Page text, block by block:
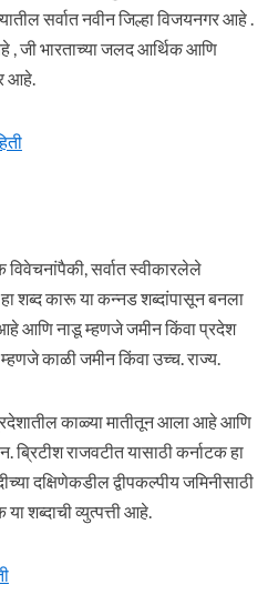
सर्वात नवीन जिल्हा विजयनगर आहे .
, जी भारताच्या जलद आर्थिक आणि
आहे.
विवेचनांपैकी, सर्वात स्वीकारलेले
शब्द कारू या कन्नड शब्दांपासून बनला
आणि नाडू म्हणजे जमीन किंवा प्रदेश
काळी जमीन किंवा उच्च. राज्य.
काळ्या मातीतून आला आहे आणि
ब्रिटीश राजवटीत यासाठी कर्नाटक हा
दक्षिणेकडील द्वीपकल्पीय जमिनीसाठी
शब्दाची व्युत्पत्ती आहे.